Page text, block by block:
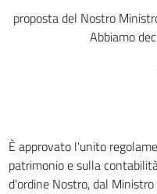
art. 20
art. 21
art. 26
art. 27
proposta del Nostro
Abbiamo
È approvato l'unito
patrimonio e sulla
d'ordine Nostro, dal